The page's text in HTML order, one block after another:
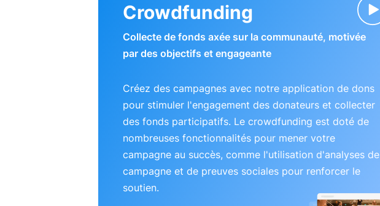
Crowdfunding
Collecte de fonds axée sur la communauté, motivée
par des objectifs et engageante
Créez des campagnes avec notre application de dons
pour stimuler l'engagement des donateurs et collecter
des fonds participatifs. Le crowdfunding est doté de
nombreuses fonctionnalités pour mener votre
campagne au succès, comme l'utilisation d'analyses de
campagne et de preuves sociales pour renforcer le
soutien.